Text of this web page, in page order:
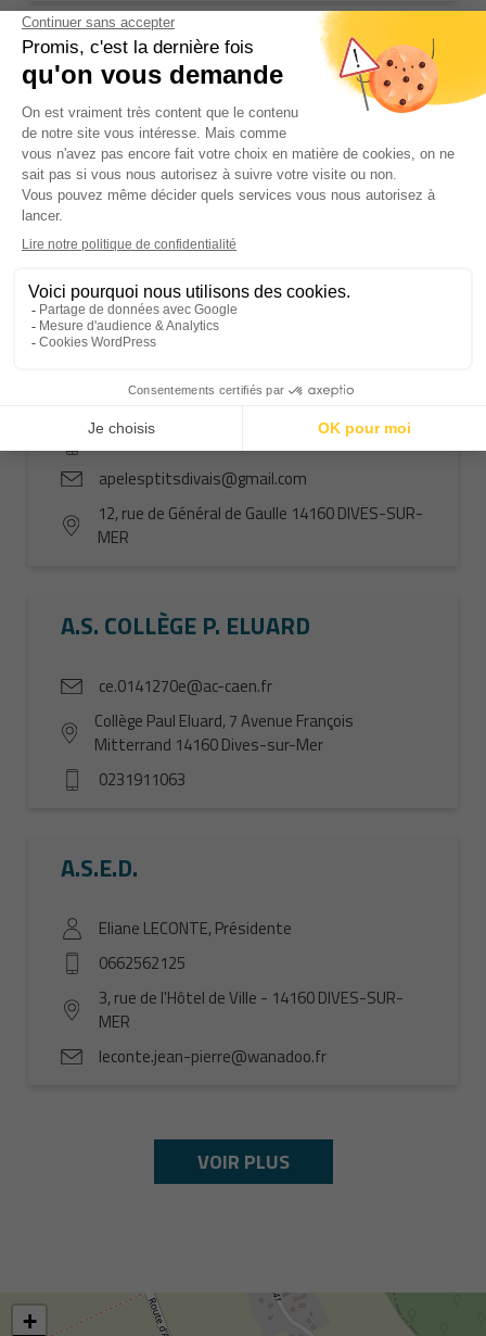
A.P.A.E.I.
Françoise MARCHAND
0231912154
clepallec@apaeicf.org
A.P.E. LES P’TITS DIVAIS
apelesptitsdivais@gmail.com
12, rue de Général de Gaulle 14160 DIVES-SUR-
MER
A.S. COLLÈGE P. ELUARD
ce.0141270e@ac-caen.fr
Collège Paul Eluard, 7 Avenue François
Mitterrand 14160 Dives-sur-Mer
0231911063
A.S.E.D.
Eliane LECONTE, Présidente
0662562125
3, rue de l'Hôtel de Ville - 14160 DIVES-SUR-
MER
leconte.jean-pierre@wanadoo.fr
VOIR PLUS
+